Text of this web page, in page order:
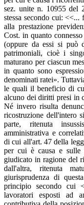
sez. unite n. 10955 del
stessa secondo cui:
alla prestazione
Cost. in quanto
(oppure da essi si può
patrimoniali, cioè i
maturano per ciascun
in quanto sono
denominati ratei».
le quali il beneficio di
alcuno dei diritti presi in
Né invero risulta
ricostruzione dell'intero
parte, ritenuta
amministrativa e
di cui all'art. 47 della
per cui è causa e
giudicato in ragione del
dall'altra, ritenuta
giurisprudenza di
principio secondo cui
lavoratori esposti ad